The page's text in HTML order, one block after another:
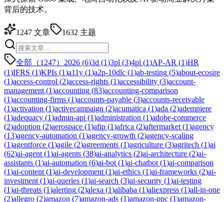
背后的技术。
1247 文章 1632 主题
全部（1247） 2026 (6)3d (1)3pl (3)4pl (1)AP-AR (1)HR
(1)IFRS (1)KPIs (1)a11y (1)a2p-10dlc (1)ab-testing (5)about-ecosire
(1)access-control (2)access-rights (1)accessibility (3)account-
management (1)accounting (83)accounting-comparison
(1)accounting-firms (1)accounts-payable (3)accounts-receivable
(1)activation (1)activecampaign (2)acumatica (1)ada (2)adempiere
(1)adequacy (1)admin-api (1)administration (1)adobe-commerce
(2)adoption (2)aerospace (1)afip (1)africa (2)aftermarket (1)agency
(13)agency-automation (1)agency-growth (2)agency-scaling
(1)agentforce (1)agile (2)agreements (1)agriculture (3)agritech (1)ai
(62)ai-agent (1)ai-agents (38)ai-analytics (2)ai-architecture (2)ai-
assistants (1)ai-automation (6)ai-bot (1)ai-chatbot (1)ai-comparison
(1)ai-content (1)ai-development (1)ai-ethics (1)ai-frameworks (2)ai-
investment (1)ai-queries (1)ai-search (3)ai-security (1)ai-testing
(1)ai-threats (1)alerting (2)alexa (1)alibaba (1)aliexpress (1)all-in-one
(2)allegro (2)amazon (7)amazon-ads (1)amazon-ppc (1)amazon-